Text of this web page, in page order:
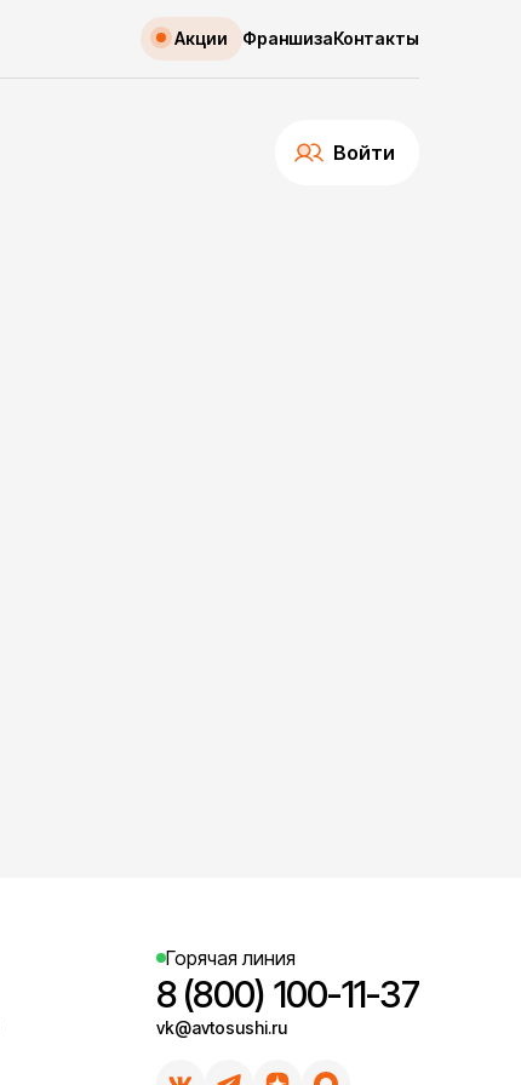
Акции ФраншизаКонтакты
Войти
Горячая линия
8 (800) 100-11-37
vk@avtosushi.ru